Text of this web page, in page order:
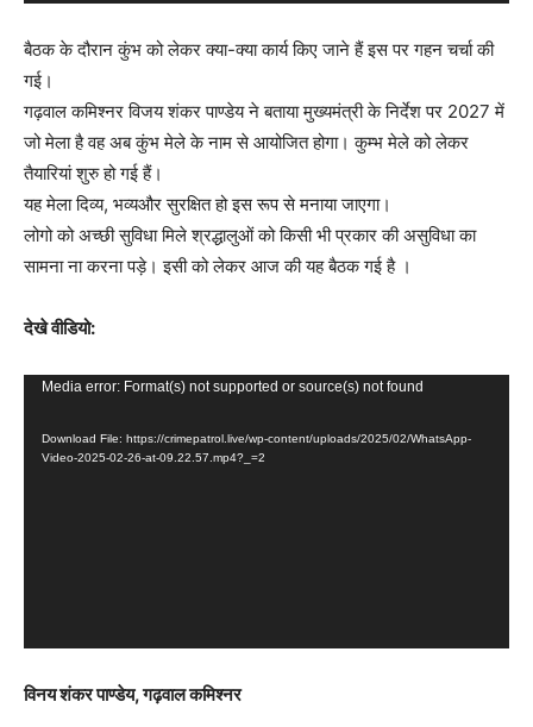
rबैठक के दौरान कुंभ को लेकर क्या-क्या कार्य किए जाने हैं इस पर गहन चर्चा की
गई।
गढ़वाल कमिश्नर विजय शंकर पाण्डेय ने बताया मुख्यमंत्री के निर्देश पर 2027 में
जो मेला है वह अब कुंभ मेले के नाम से आयोजित होगा। कुम्भ मेले को लेकर
तैयारियां शुरु हो गई हैं।
यह मेला दिव्य, भव्यऔर सुरक्षित हो इस रूप से मनाया जाएगा।
लोगो को अच्छी सुविधा मिले श्रद्धालुओं को किसी भी प्रकार की असुविधा का
सामना ना करना पड़े। इसी को लेकर आज की यह बैठक गई है ।
देखे वीडियो:
r
Media error: Format(s) not supported or source(s) not found
Download File: https://crimepatrol.live/wp-content/uploads/2025/02/WhatsApp-
Video-2025-02-26-at-09.22.57.mp4?_=2
विनय शंकर पाण्डेय, गढ़वाल कमिश्नर